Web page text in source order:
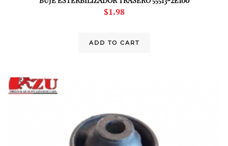
$1.98
ADD TO CART